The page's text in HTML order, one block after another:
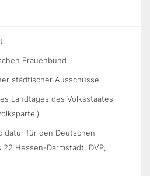
Frauenbund
städtischer Ausschüsse
Landtages des Volksstaates
für den Deutschen
22 Hessen-Darmstadt; DVP;